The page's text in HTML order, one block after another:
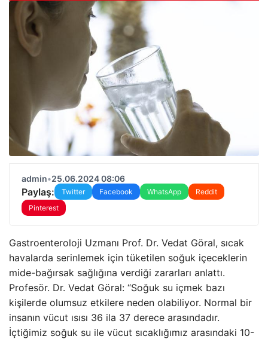
admin•25.06.2024 08:06
Paylaş: Twitter Facebook WhatsApp
Reddit
Pinterest
Gastroenteroloji Uzmanı Prof. Dr. Vedat Göral, sıcak
havalarda serinlemek için tüketilen soğuk içeceklerin
mide-bağırsak sağlığına verdiği zararları anlattı.
Profesör. Dr. Vedat Göral: “Soğuk su içmek bazı
kişilerde olumsuz etkilere neden olabiliyor. Normal bir
insanın vücut ısısı 36 ila 37 derece arasındadır.
İçtiğimiz soğuk su ile vücut sıcaklığımız arasındaki 10-